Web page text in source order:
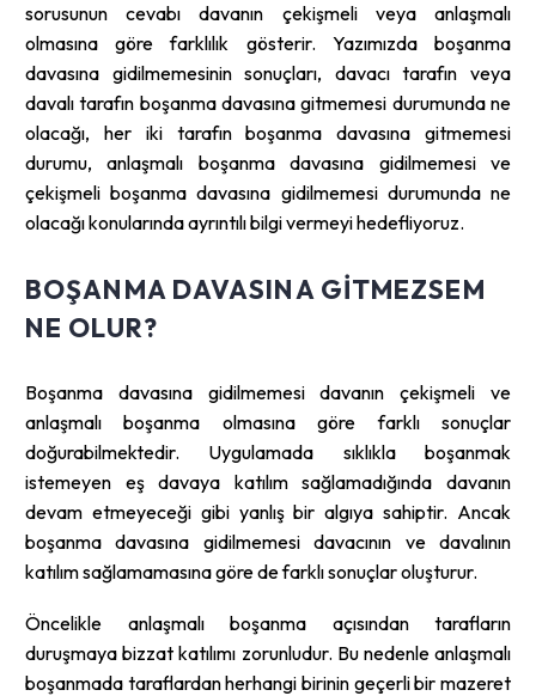
sorusunun cevabı davanın çekişmeli veya anlaşmalı
olmasına göre farklılık gösterir. Yazımızda boşanma
davasına gidilmemesinin sonuçları, davacı tarafın veya
davalı tarafın boşanma davasına gitmemesi durumunda ne
olacağı, her iki tarafın boşanma davasına gitmemesi
durumu, anlaşmalı boşanma davasına gidilmemesi ve
çekişmeli boşanma davasına gidilmemesi durumunda ne
olacağı konularında ayrıntılı bilgi vermeyi hedefliyoruz.
BOŞANMA DAVASINA GITMEZSEM
NE OLUR?
Boşanma davasına gidilmemesi davanın çekişmeli ve
anlaşmalı boşanma olmasına göre farklı sonuçlar
doğurabilmektedir. Uygulamada sıklıkla boşanmak
istemeyen eş davaya katılım sağlamadığında davanın
devam etmeyeceği gibi yanlış bir algıya sahiptir. Ancak
boşanma davasına gidilmemesi davacının ve davalının
katılım sağlamamasına göre de farklı sonuçlar oluşturur.
Öncelikle anlaşmalı boşanma açısından tarafların
duruşmaya bizzat katılımı zorunludur. Bu nedenle anlaşmalı
boşanmada taraflardan herhangi birinin geçerli bir mazeret